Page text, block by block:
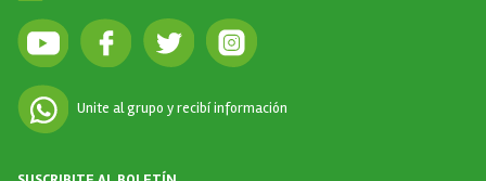
Unite al grupo y recibí información